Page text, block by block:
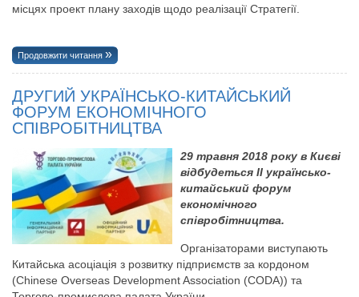
місцях проект плану заходів щодо реалізації Стратегії.
Продовжити читання
ДРУГИЙ УКРАЇНСЬКО-КИТАЙСЬКИЙ
ФОРУМ ЕКОНОМІЧНОГО
СПІВРОБІТНИЦТВА
29 травня 2018 року в Києві
відбудеться ІІ українсько-
китайський форум
економічного
співробітництва.
Організаторами виступають
Китайська асоціація з розвитку підприємств за кордоном
(Chinese Overseas Development Association (CODA)) та